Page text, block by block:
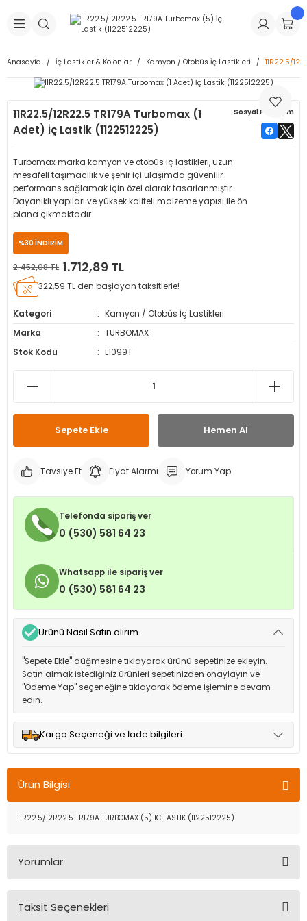
Geri Dön
Makineleri
Geri Dön
Dolgu Lastikleri
Dolgu Lastikleri
Geri Dön
İç Lastikleri
İç Lastikleri
Geri Dön
Geri Dön
& Sibop İlaveleri
Kapağı
Geri Dön
Tüpü
& Spreyler
Geri Dön
Makinesi Yedek Parçaları
Yedek Parçaları
Anasayfa İç Lastikler & Kolonlar Kamyon / Otobüs İç Lastikleri 11R22.5/
11R22.5/12R22.5 TR179A Turbomax (1
Adet) İç Lastik (1122512225)
Sosyal Paylaşım
Turbomax marka kamyon ve otobüs iç lastikleri, uzun
mesafeli taşımacılık ve şehir içi ulaşımda güvenilir
performans sağlamak için özel olarak tasarlanmıştır.
Dayanıklı yapıları ve yüksek kaliteli malzeme yapısı ile ön
plana çıkmaktadır.
%30 İNDİRİM
2.452,08 TL 1.712,89 TL
322,59 TL den başlayan taksitlerle!
Kategori
Kamyon / Otobüs İç Lastikleri
Marka
TURBOMAX
Stok Kodu
L1099T
Sepete Ekle Hemen Al
Tavsiye Et Fiyat Alarmı Yorum Yap
Telefonda sipariş ver
0 (530) 581 64 23
Whatsapp ile sipariş ver
0 (530) 581 64 23
Ürünü Nasıl Satın alırım
"Sepete Ekle" düğmesine tıklayarak ürünü sepetinize ekleyin.
Satın almak istediğiniz ürünleri sepetinizden onaylayın ve
"Ödeme Yap" seçeneğine tıklayarak ödeme işlemine devam
edin.
Kargo Seçeneği ve İade bilgileri
adresinize teslim edilir.
Ürün Bilgisi
11R22.5/12R22.5 TR179A TURBOMAX (5) IC LASTIK (1122512225)
Yorumlar
Taksit Seçenekleri